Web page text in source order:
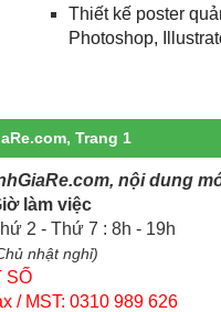
Thiết kế poster
Photoshop,
Trang 1
nội dung
làm việc
2 - Thứ 7 : 8h - 19h
nhật nghỉ)
SỐ
/ MST: 0310 989 626